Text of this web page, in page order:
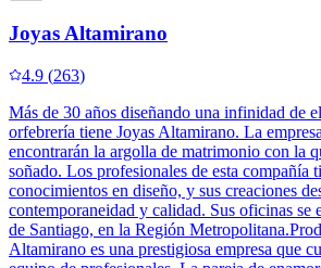
Joyas Altamirano
4.9 (263)
Más de 30 años diseñando una infinidad de
orfebrería tiene Joyas Altamirano. La
encontrarán la argolla de matrimonio con la
soñado. Los profesionales de esta compañía
conocimientos en diseño, y sus creaciones
contemporaneidad y calidad. Sus oficinas se
de Santiago, en la Región
Altamirano es una prestigiosa empresa que